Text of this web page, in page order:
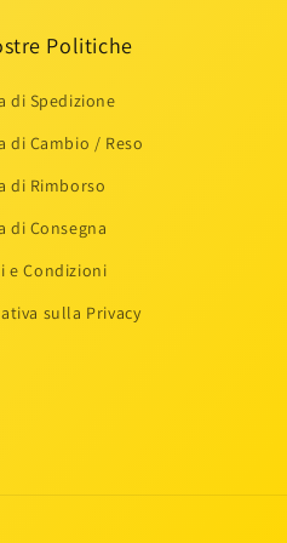
Politiche
di Spedizione
di Cambio / Reso
di Rimborso
di Consegna
e Condizioni
sulla Privacy